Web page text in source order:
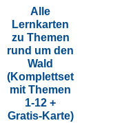
Alle
Lernkarten
zu Themen
rund um den
Wald
(Komplettset
mit Themen
1-12 +
Gratis-Karte)